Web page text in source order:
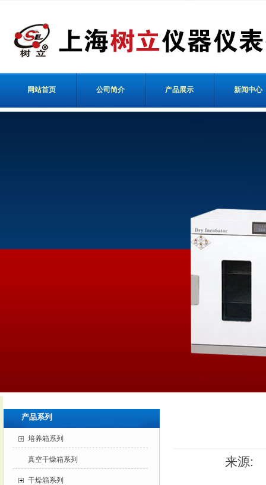
网站首页 公司简介 产品展示 新闻中心
来源:
产品系列
培养箱系列
真空干燥箱系列
干燥箱系列